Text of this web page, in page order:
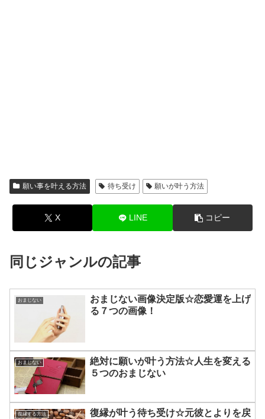
願い事を叶える方法 待ち受け 願いが叶う方法
X LINE コピー
同じジャンルの記事
おまじない
おまじない画像決定版☆恋愛運を上げ
る７つの画像！
おまじない
絶対に願いが叶う方法☆人生を変える
５つのおまじない
復縁する方法
復縁が叶う待ち受け☆元彼とよりを戻